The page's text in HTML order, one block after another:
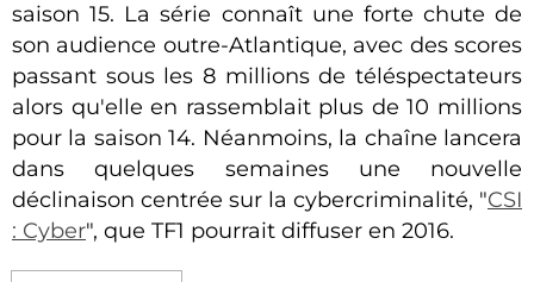
saison 15. La série connaît une forte chute de
son audience outre-Atlantique, avec des scores
passant sous les 8 millions de téléspectateurs
alors qu'elle en rassemblait plus de 10 millions
pour la saison 14. Néanmoins, la chaîne lancera
dans quelques semaines une nouvelle
déclinaison centrée sur la cybercriminalité, "CSI
: Cyber", que TF1 pourrait diffuser en 2016.